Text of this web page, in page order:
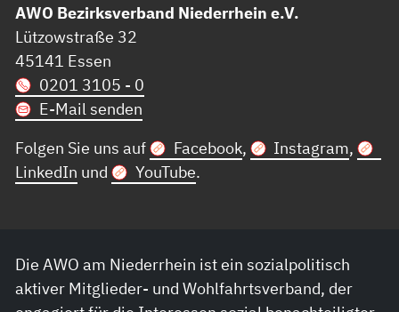
AWO Bezirksverband Niederrhein e.V.
Lützowstraße 32
45141 Essen
0201 3105 - 0
E-Mail senden
Folgen Sie uns auf
Facebook, Instagram,
LinkedIn und YouTube.
Die AWO am Niederrhein ist ein sozialpolitisch
aktiver Mitglieder- und Wohlfahrtsverband, der